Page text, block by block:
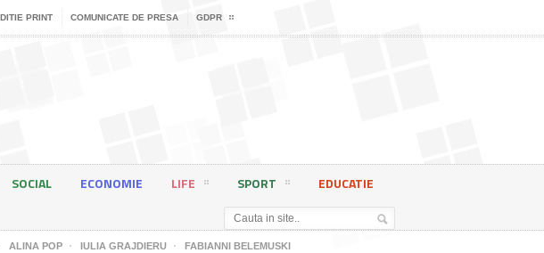
PRINT COMUNICATE DE PRESA GDPR
SOCIAL ECONOMIE LIFE SPORT EDUCATIE
ALINA POP IULIA GRAJDIERU FABIANNI BELEMUSKI